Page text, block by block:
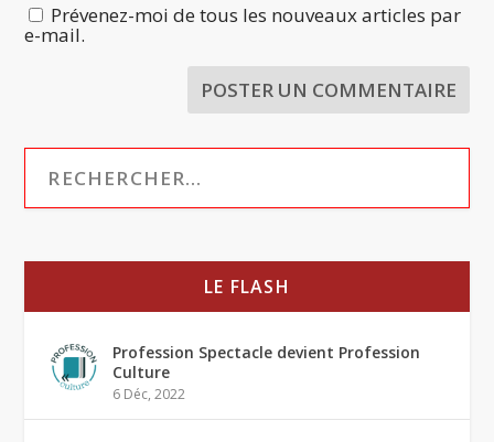
Prévenez-moi de tous les nouveaux articles par
e-mail.
LE FLASH
Profession Spectacle devient Profession
Culture
6 Déc, 2022